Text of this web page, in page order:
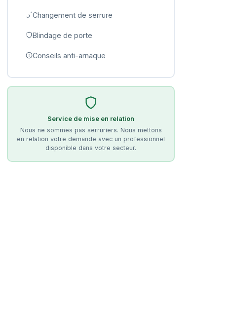
Changement de serrure
Blindage de porte
Conseils anti-arnaque
Service de mise en relation
Nous ne sommes pas serruriers. Nous mettons
en relation votre demande avec un professionnel
disponible dans votre secteur.